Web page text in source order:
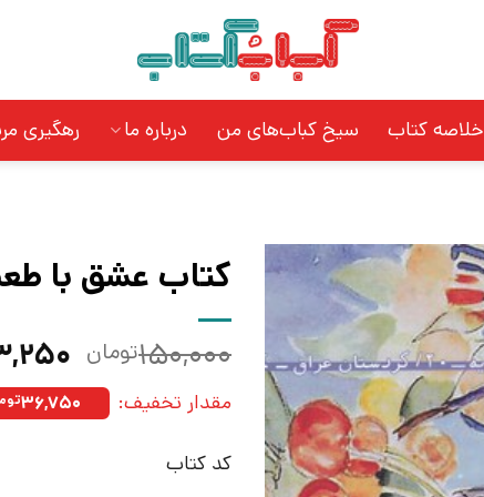
خلاصه کتاب سیخ کباب‌های من درباره ما رهگیری
کتاب عشق با
۱۵۰,۰۰۰تومان قیمت
اصلی: مقدار تخفیف: ۳۶,۷۵۰
کد کتاب